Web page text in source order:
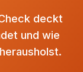
deckt
und wie